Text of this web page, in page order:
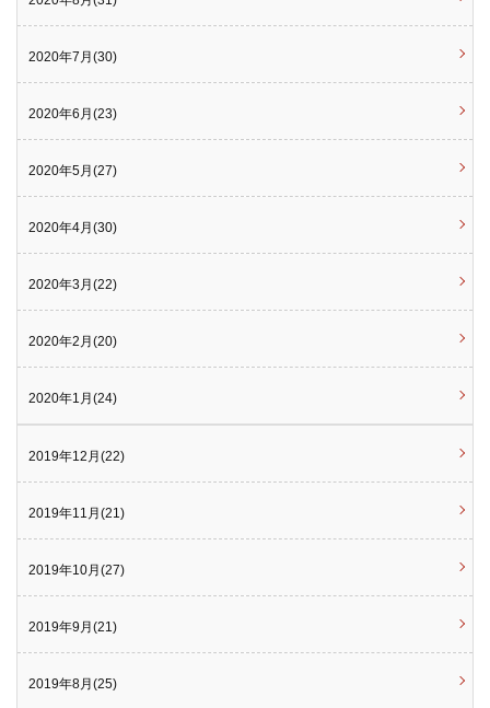
2020年7月(30)
2020年6月(23)
2020年5月(27)
2020年4月(30)
2020年3月(22)
2020年2月(20)
2020年1月(24)
2019年12月(22)
2019年11月(21)
2019年10月(27)
2019年9月(21)
2019年8月(25)